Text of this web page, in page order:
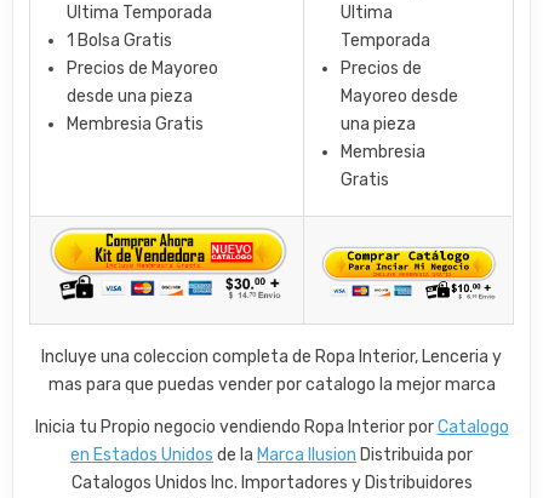
Ultima Temporada
1 Bolsa Gratis
Precios de Mayoreo
desde una pieza
Membresia Gratis
Ultima
Temporada
Precios de
Mayoreo desde
una pieza
Membresia
Gratis
Incluye una coleccion completa de Ropa Interior, Lenceria y
mas para que puedas vender por catalogo la mejor marca
Inicia tu Propio negocio vendiendo Ropa Interior porCatalogo
en Estados Unidos de la Marca Ilusion Distribuida por
Catalogos Unidos Inc. Importadores y Distribuidores